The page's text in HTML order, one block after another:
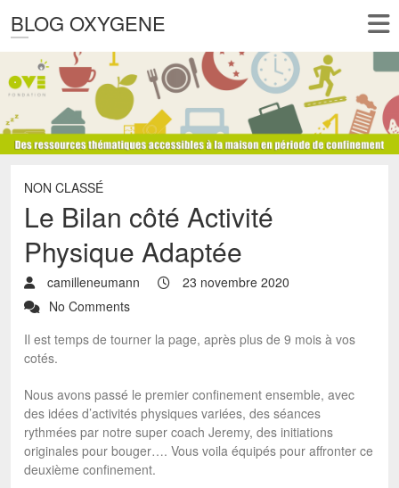
BLOG OXYGENE
NON CLASSÉ
Le Bilan côté Activité
Physique Adaptée
camilleneumann
23 novembre 2020
No Comments
Il est temps de tourner la page, après plus de 9 mois à vos
cotés.
Nous avons passé le premier confinement ensemble, avec
des idées d’activités physiques variées, des séances
rythmées par notre super coach Jeremy, des initiations
originales pour bouger…. Vous voila équipés pour affronter ce
deuxième confinement.